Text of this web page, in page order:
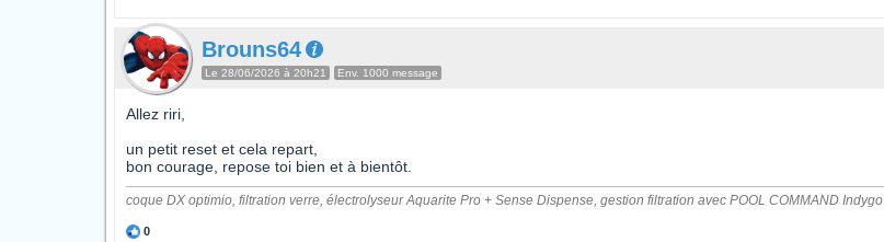
Brouns64
Le 28/06/2026 à 20h21 Env. 1000 message
Allez riri,
un petit reset et cela repart,
bon courage, repose toi bien et à bientôt.
coque DX optimio, filtration verre, électrolyseur Aquarite Pro + Sense Dispense, gestion filtration avec POOL COMMAND Indygo
0